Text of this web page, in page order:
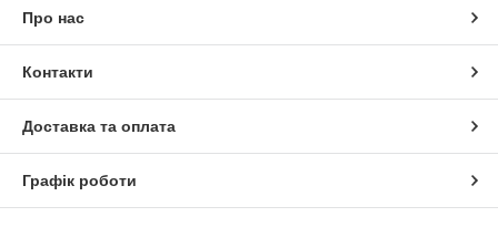
Про нас
Контакти
Доставка та оплата
Графік роботи